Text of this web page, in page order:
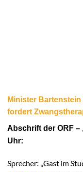
Minister
fordert
Abschrift der ORF –
Uhr:
Sprecher: „Gast im